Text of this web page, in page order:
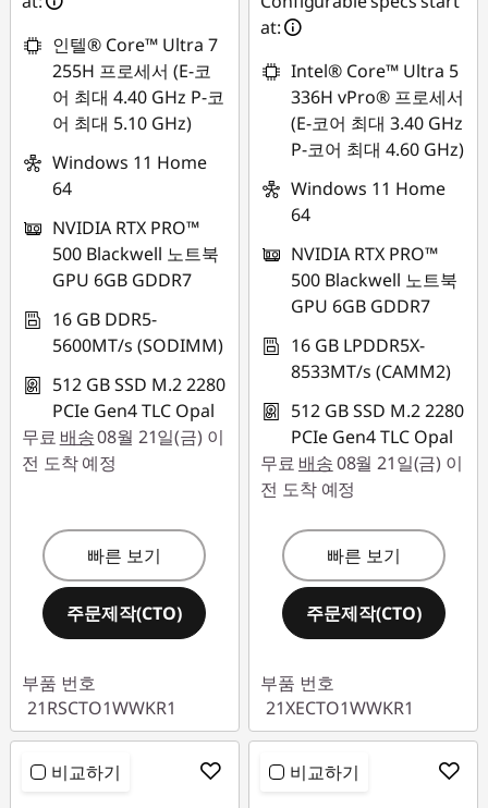
인텔® Core™ Ultra 7
255H 프로세서 (E-코
어 최대 4.40 GHz P-코
어 최대 5.10 GHz)
Windows 11 Home
64
NVIDIA RTX PRO™
500 Blackwell 노트북
GPU 6GB GDDR7
16 GB DDR5-
5600MT/s (SODIMM)
512 GB SSD M.2 2280
PCIe Gen4 TLC Opal
무료 배송08월 21일(금) 이
전 도착 예정
빠른 보기
주문제작(CTO)
부품 번호
21RSCTO1WWKR1
at:
Intel® Core™ Ultra 5
336H vPro® 프로세서
(E-코어 최대 3.40 GHz
P-코어 최대 4.60 GHz)
Windows 11 Home
64
NVIDIA RTX PRO™
500 Blackwell 노트북
GPU 6GB GDDR7
16 GB LPDDR5X-
8533MT/s (CAMM2)
512 GB SSD M.2 2280
PCIe Gen4 TLC Opal
무료 배송08월 21일(금) 이
전 도착 예정
빠른 보기
주문제작(CTO)
부품 번호
21XECTO1WWKR1
비교하기 비교하기